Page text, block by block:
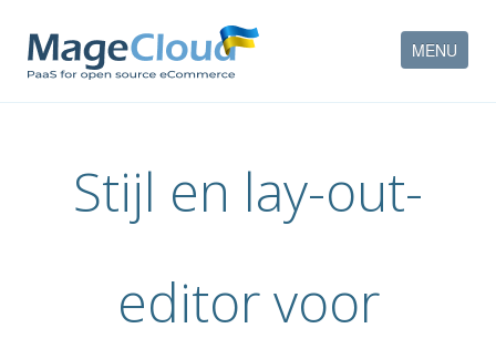
MENU
KENMERKEN
Stijl en lay-out-
editor voor